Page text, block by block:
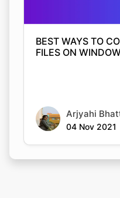
BEST WAYS TO
FILES ON
Arjyahi
04 Nov 2021